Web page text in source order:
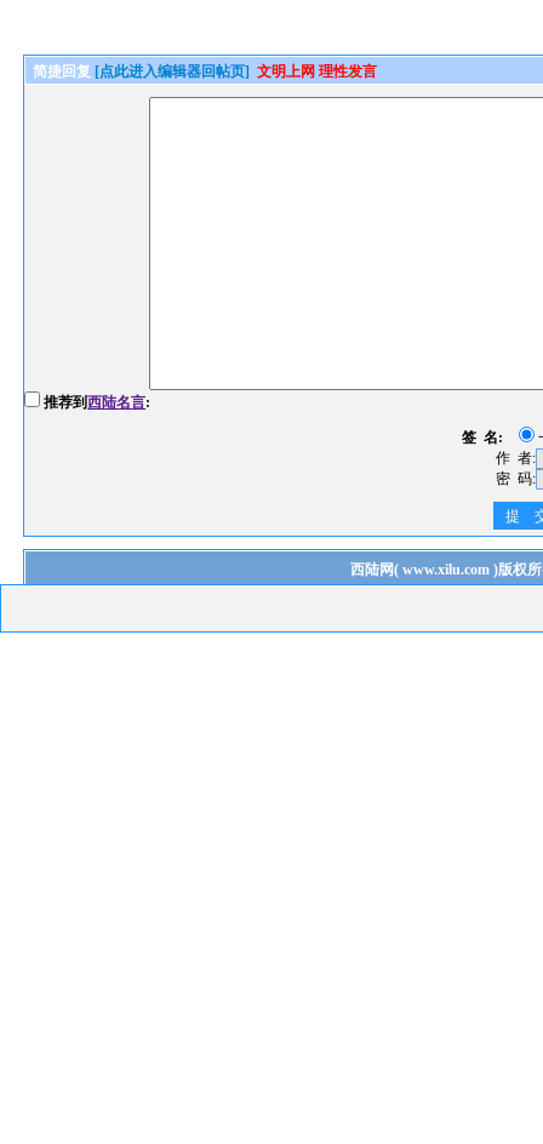
简捷回复 [点此进入编辑器回帖页] 文明上网 理性发言
推荐到西陆名言:
签 名:
作 者:
密 码:
提
西陆网( www.xilu.com)版权